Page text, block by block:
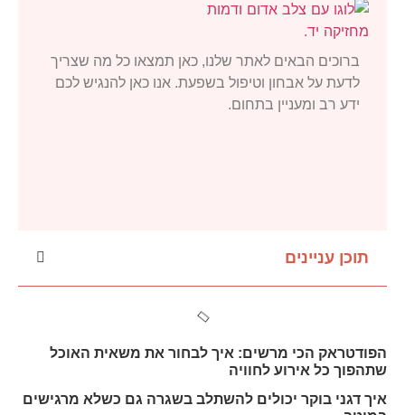
ברוכים הבאים לאתר שלנו, כאן תמצאו כל מה שצריך
לדעת על אבחון וטיפול בשפעת. אנו כאן להנגיש לכם
ידע רב ומעניין בתחום.
תוכן עניינים
הפודטראק הכי מרשים: איך לבחור את משאית האוכל
שתהפוך כל אירוע לחוויה
איך דגני בוקר יכולים להשתלב בשגרה גם כשלא מרגישים